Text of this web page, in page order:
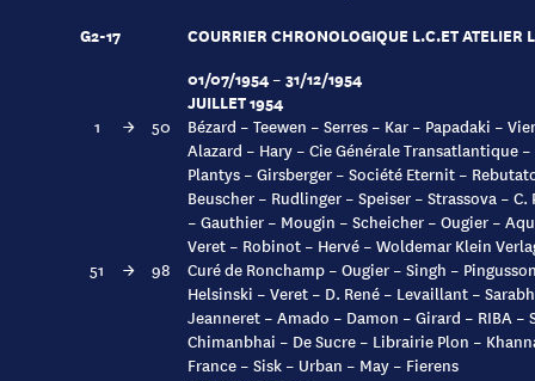
G2-17
COURRIER CHRONOLOGIQUE L.C.ET ATELIER
01/07/1954 – 31/12/1954
JUILLET 1954
1 → 50
Bézard – Teewen – Serres – Kar – Papadaki –
Alazard – Hary – Cie Générale Transatlantique
Plantys – Girsberger – Société Eternit –
Beuscher – Rudlinger – Speiser – Strassova –
– Gauthier – Mougin – Scheicher – Ougier –
Veret – Robinot – Hervé – Woldemar Klein
51
→ 98
Curé de Ronchamp – Ougier – Singh –
Helsinski – Veret – D. René – Levaillant –
Jeanneret – Amado – Damon – Girard – RIBA –
Chimanbhai – De Sucre – Librairie Plon –
France – Sisk – Urban – May – Fierens